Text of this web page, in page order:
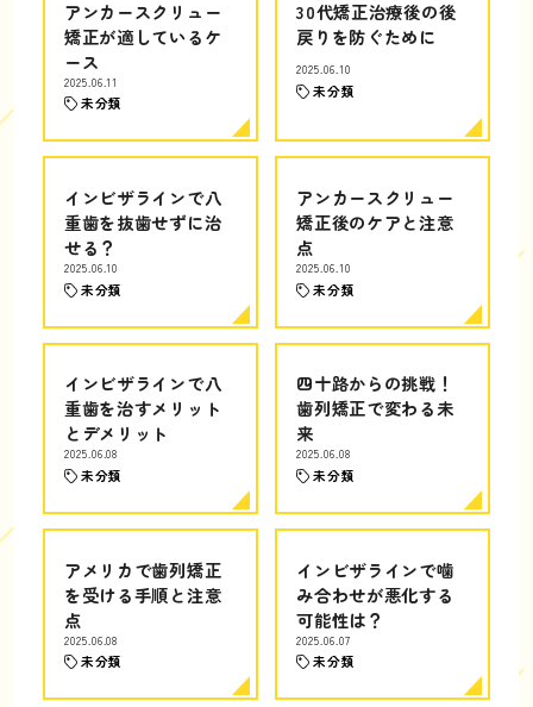
アンカースクリュー
矯正が適しているケ
ース
2025.06.11
未分類
30代矯正治療後の後
戻りを防ぐために
2025.06.10
未分類
インビザラインで八
重歯を抜歯せずに治
せる？
2025.06.10
未分類
アンカースクリュー
矯正後のケアと注意
点
2025.06.10
未分類
インビザラインで八
重歯を治すメリット
とデメリット
2025.06.08
未分類
四十路からの挑戦！
歯列矯正で変わる未
来
2025.06.08
未分類
アメリカで歯列矯正
を受ける手順と注意
点
2025.06.08
未分類
インビザラインで噛
み合わせが悪化する
可能性は？
2025.06.07
未分類